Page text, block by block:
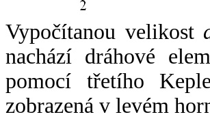
Vypočítanou velikost
nachází dráhové
pomocí třetího
zobrazená v levém